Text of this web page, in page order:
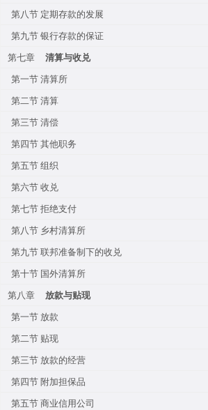
第八节 定期存款的发展
第九节 银行存款的保证
第七章
清算与收兑
第一节 清算所
第二节 清算
第三节 清偿
第四节 其他职务
第五节 组织
第六节 收兑
第七节 拒绝支付
第八节 乡村清算所
第九节 联邦准备制下的收兑
第十节 国外清算所
第八章
放款与贴现
第一节 放款
第二节 贴现
第三节 放款的经营
第四节 附加担保品
第五节 商业信用公司